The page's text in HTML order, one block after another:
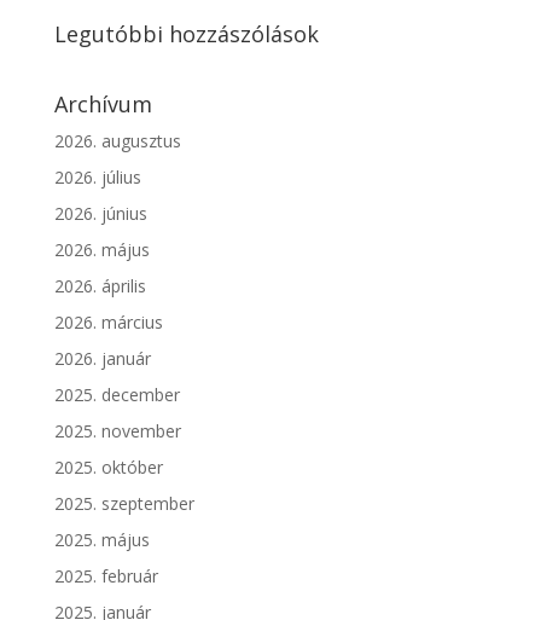
Legutóbbi hozzászólások
Archívum
2026. augusztus
2026. július
2026. június
2026. május
2026. április
2026. március
2026. január
2025. december
2025. november
2025. október
2025. szeptember
2025. május
2025. február
2025. január